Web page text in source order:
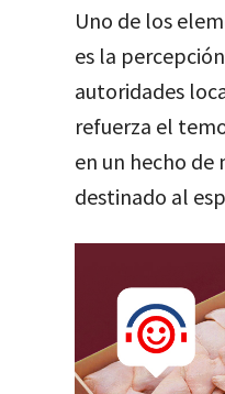
Uno de los
es la
autoridades
refuerza el
en un hecho
destinado al